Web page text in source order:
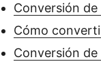
Conversión de
Cómo
Conversión de